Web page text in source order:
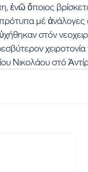
ἐνῶ ὅποιος
μέ ἀνάλογες
στόν
Νικολάου στό